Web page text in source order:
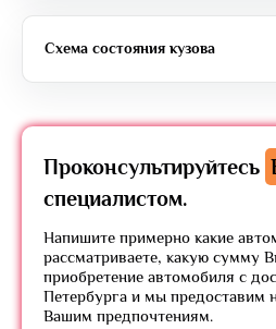
Схема состояния кузова
Проконсультируйтесь
специалистом.
Напишите примерно какие
рассматриваете, какую сумму
приобретение автомобиля с
Петербурга и мы предоставим
Вашим предпочтениям.